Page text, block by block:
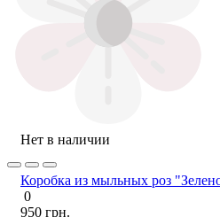
Нет в наличии
Коробка из мыльных роз
0
950 грн.